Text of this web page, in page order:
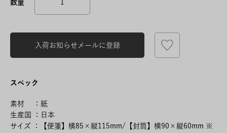
入荷お知らせメールに登録
スペック
素材 ：紙
生産国 ：日本
サイズ ：【便箋】横85×縦115mm/【封筒】横90×縦60mm ※